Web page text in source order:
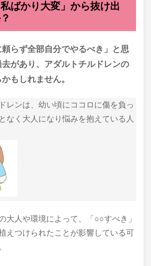
ばかり大変」から抜け出
らず全部自分でやるべき」と思
があり、アダルトチルドレンの
もしれません。
レンは、幼い頃にココロに傷を負っ
なく大人になり悩みを抱えている人
大人や環境によって、「○○すべき」
えつけられたことが影響している可